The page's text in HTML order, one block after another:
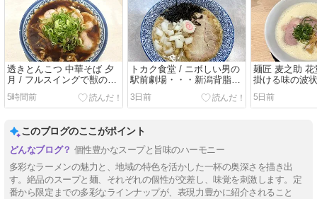
透きとんこつ 中華そば 夕
月 / フルスイングで獣の咆
哮を・・・菊醤 ＠大阪府吹
田市
5時間前
トカク食堂 / ニボしい男の
駅前劇場・・・新潟背脂煮
干中華そば ＠大阪府高槻市
摂津富田
3日前
麺匠 麦之助 花
掛ける味の波
鶏白湯ラーメ
井市
5日前
このブログのここがポイント
個性豊かなスープと旨味のハーモニー
多彩なラーメンの魅力と、地域の特色を活かした一杯の奥深さを描き出
す。絶品のスープと麺、それぞれの個性が交差し、味覚を刺激します。定
番から限定までの多彩なラインナップが、表現力豊かに紹介されること